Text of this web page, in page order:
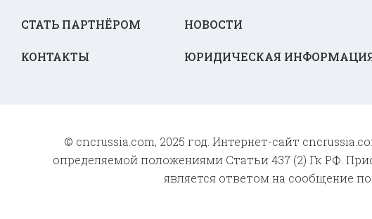
СТАТЬ ПАРТНЁРОМ НОВОСТИ
КОНТАКТЫ ЮРИДИЧЕСКАЯ
© cncrussia.com, 2025 год. Интернет-сайт
определяемой положениями Статьи 437 (2) Гк РФ.
является ответом на сообщение